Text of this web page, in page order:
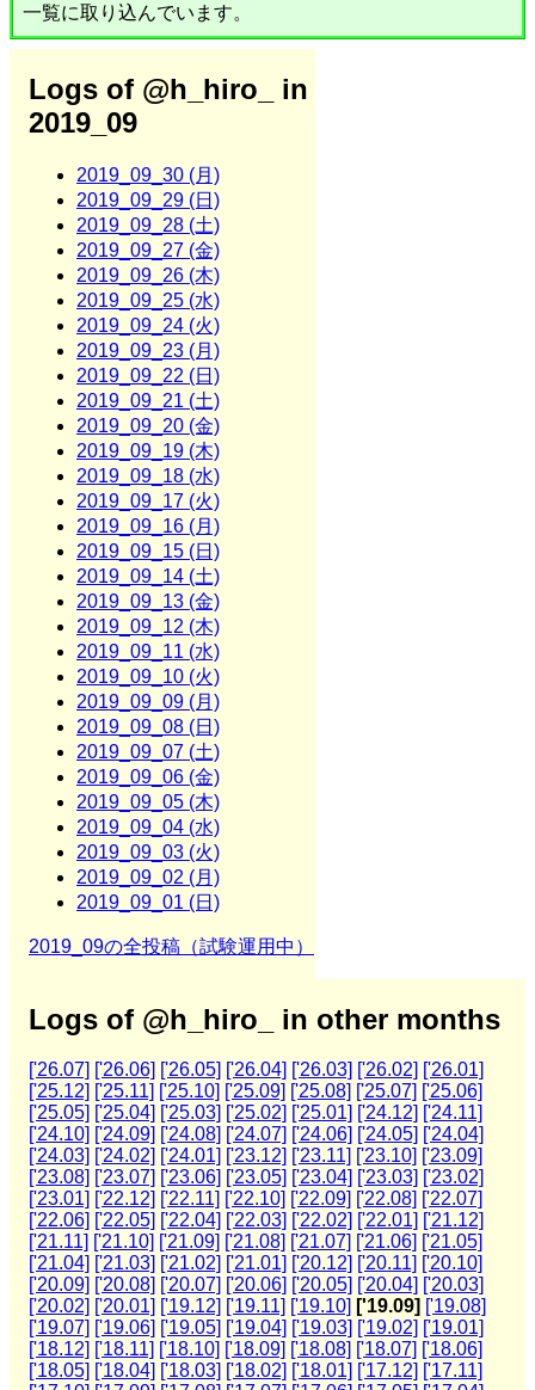
一覧に取り込んでいます。
Logs of @h_hiro_ in
2019_09
2019_09_30 (月)
2019_09_29 (日)
2019_09_28 (土)
2019_09_27 (金)
2019_09_26 (木)
2019_09_25 (水)
2019_09_24 (火)
2019_09_23 (月)
2019_09_22 (日)
2019_09_21 (土)
2019_09_20 (金)
2019_09_19 (木)
2019_09_18 (水)
2019_09_17 (火)
2019_09_16 (月)
2019_09_15 (日)
2019_09_14 (土)
2019_09_13 (金)
2019_09_12 (木)
2019_09_11 (水)
2019_09_10 (火)
2019_09_09 (月)
2019_09_08 (日)
2019_09_07 (土)
2019_09_06 (金)
2019_09_05 (木)
2019_09_04 (水)
2019_09_03 (火)
2019_09_02 (月)
2019_09_01 (日)
2019_09の全投稿（試験運用中）
Logs of @h_hiro_ in other months
['26.07] ['26.06] ['26.05] ['26.04] ['26.03] ['26.02] ['26.01]
['25.12] ['25.11] ['25.10] ['25.09] ['25.08] ['25.07] ['25.06]
['25.05] ['25.04] ['25.03] ['25.02] ['25.01] ['24.12] ['24.11]
['24.10] ['24.09] ['24.08] ['24.07] ['24.06] ['24.05] ['24.04]
['24.03] ['24.02] ['24.01] ['23.12] ['23.11] ['23.10] ['23.09]
['23.08] ['23.07] ['23.06] ['23.05] ['23.04] ['23.03] ['23.02]
['23.01] ['22.12] ['22.11] ['22.10] ['22.09] ['22.08] ['22.07]
['22.06] ['22.05] ['22.04] ['22.03] ['22.02] ['22.01] ['21.12]
['21.11] ['21.10] ['21.09] ['21.08] ['21.07] ['21.06] ['21.05]
['21.04] ['21.03] ['21.02] ['21.01] ['20.12] ['20.11] ['20.10]
['20.09] ['20.08] ['20.07] ['20.06] ['20.05] ['20.04] ['20.03]
['20.02] ['20.01] ['19.12] ['19.11] ['19.10] ['19.09] ['19.08]
['19.07] ['19.06] ['19.05] ['19.04] ['19.03] ['19.02] ['19.01]
['18.12] ['18.11] ['18.10] ['18.09] ['18.08] ['18.07] ['18.06]
['18.05] ['18.04] ['18.03] ['18.02] ['18.01] ['17.12] ['17.11]